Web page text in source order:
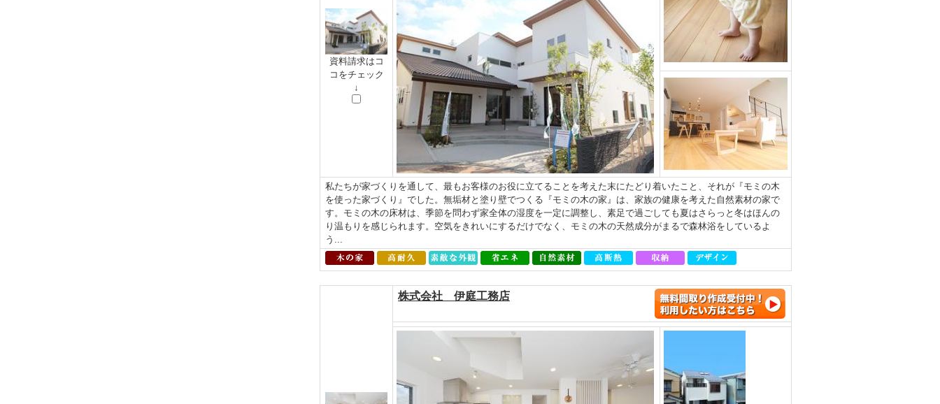
資料請求はコ
コをチェック
↓
私たちが家づくりを通して、最もお客様のお役に立てることを考えた末にたどり着いたこと、それが『モミの木
を使った家づくり』でした。無垢材と塗り壁でつくる『モミの木の家』は、家族の健康を考えた自然素材の家で
す。モミの木の床材は、季節を問わず家全体の湿度を一定に調整し、素足で過ごしても夏はさらっと冬はほんの
り温もりを感じられます。空気をきれいにするだけでなく、モミの木の天然成分がまるで森林浴をしているよ
う...
株式会社 伊庭工務店